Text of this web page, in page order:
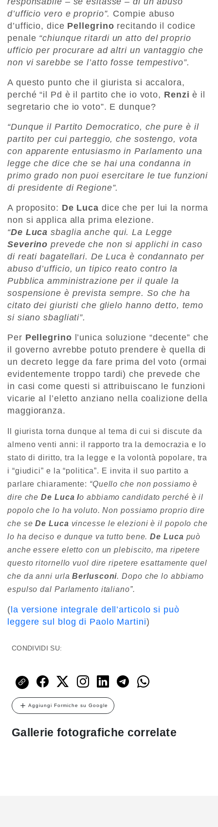
d’ufficio vero e proprio”. Compie abuso
d’ufficio, dice Pellegrino recitando il codice
penale “chiunque ritardi un atto del proprio
ufficio per procurare ad altri un vantaggio che
non vi sarebbe se l’atto fosse tempestivo”.
A questo punto che il giurista si accalora,
perché “il Pd è il partito che io voto, Renzi è il
segretario che io voto”. E dunque?
“Dunque il Partito Democratico, che pure è il
partito per cui parteggio, che sostengo, vota
con apparente entusiasmo in Parlamento una
legge che dice che se hai una condanna in
primo grado non puoi esercitare le tue funzioni
di presidente di Regione”.
A proposito: De Luca dice che per lui la norma
non si applica alla prima elezione.
“De Luca sbaglia anche qui. La Legge
Severino prevede che non si applichi in caso
di reati bagatellari. De Luca è condannato per
abuso d’ufficio, un tipico reato contro la
Pubblica amministrazione per il quale la
sospensione è prevista sempre. So che ha
citato dei giuristi che glielo hanno detto, temo
si siano sbagliati”.
Per Pellegrino l’unica soluzione “decente” che
il governo avrebbe potuto prendere è quella di
un decreto legge da fare prima del voto (ormai
evidentemente troppo tardi) che prevede che
in casi come questi si attribuiscano le funzioni
vicarie al l’eletto anziano nella coalizione della
maggioranza.
Il giurista torna dunque al tema di cui si discute da
almeno venti anni: il rapporto tra la democrazia e lo
stato di diritto, tra la legge e la volontà popolare, tra
i “giudici” e la “politica”. E invita il suo partito a
parlare chiaramente: “Quello che non possiamo è
dire cheDe Luca lo abbiamo candidato perché è il
popolo che lo ha voluto. Non possiamo proprio dire
che seDe Luca vincesse le elezioni è il popolo che
lo ha deciso e dunque va tutto bene.De Luca può
anche essere eletto con un plebiscito, ma ripetere
questo ritornello vuol dire ripetere esattamente quel
che da anni urlaBerlusconi. Dopo che lo abbiamo
espulso dal Parlamento italiano”.
(la versione integrale dell’articolo si può
leggere sul blog di Paolo Martini)
CONDIVIDI SU:
Aggiungi Formiche su Google
Gallerie fotografiche correlate